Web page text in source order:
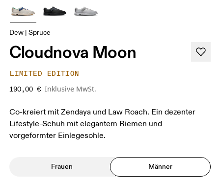
Dew | Spruce
Cloudnova Moon
LIMITED EDITION
190,00 € Inklusive MwSt.
Co-kreiert mit Zendaya und Law Roach. Ein dezenter
Lifestyle-Schuh mit elegantem Riemen und
vorgeformter Einlegesohle.
Frauen Männer